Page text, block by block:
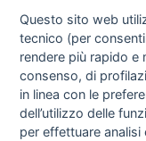
I libri
Questo sito web
tecnico (per
rendere più rapido e
consenso, di
in linea con le
dell’utilizzo delle
per effettuare